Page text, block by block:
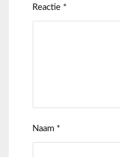
Reactie *
Naam *